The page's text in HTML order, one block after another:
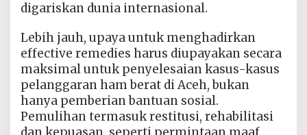
digariskan dunia internasional.
Lebih jauh, upaya untuk menghadirkan
effective remedies harus diupayakan secara
maksimal untuk penyelesaian kasus-kasus
pelanggaran ham berat di Aceh, bukan
hanya pemberian bantuan sosial.
Pemulihan termasuk restitusi, rehabilitasi